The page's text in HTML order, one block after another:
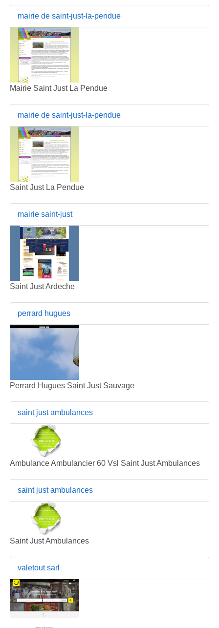
mairie de saint-just-la-pendue
Mairie Saint Just La Pendue
mairie de saint-just-la-pendue
Saint Just La Pendue
mairie saint-just
Saint Just Ardeche
perrard hugues
Perrard Hugues Saint Just Sauvage
saint just ambulances
Ambulance Ambulancier 60 Vsl Saint Just Ambulances
saint just ambulances
Saint Just Ambulances
valetout sarl